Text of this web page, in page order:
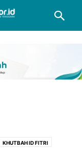
KHUTBAH ID FITRI